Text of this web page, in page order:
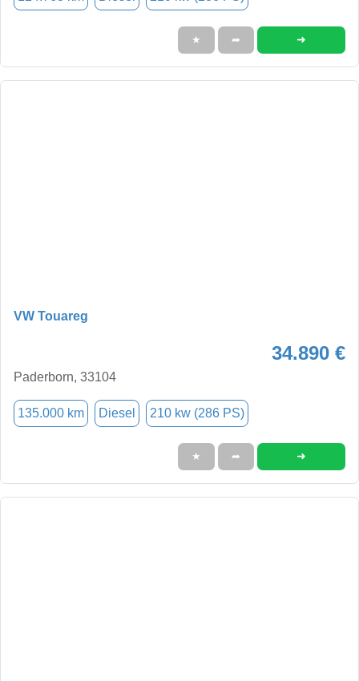
★ ➦ ➜
VW Touareg
34.890 €
Paderborn, 33104
135.000 km Diesel 210 kw (286 PS)
★ ➦ ➜